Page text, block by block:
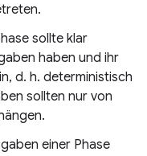
sollte klar
haben und ihr
d. h. deterministisch
sollten nur von
einer Phase